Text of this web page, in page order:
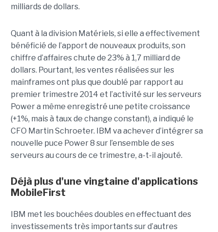
milliards de dollars.
Quant à la division Matériels, si elle a effectivement
bénéficié de l’apport de nouveaux produits, son
chiffre d’affaires chute de 23% à 1,7 milliard de
dollars. Pourtant, les ventes réalisées sur les
mainframes ont plus que doublé par rapport au
premier trimestre 2014 et l’activité sur les serveurs
Power a même enregistré une petite croissance
(+1%, mais à taux de change constant), a indiqué le
CFO Martin Schroeter. IBM va achever d’intégrer sa
nouvelle puce Power 8 sur l’ensemble de ses
serveurs au cours de ce trimestre, a-t-il ajouté.
Déjà plus d'une vingtaine d'applications
MobileFirst
IBM met les bouchées doubles en effectuant des
investissements très importants sur d’autres